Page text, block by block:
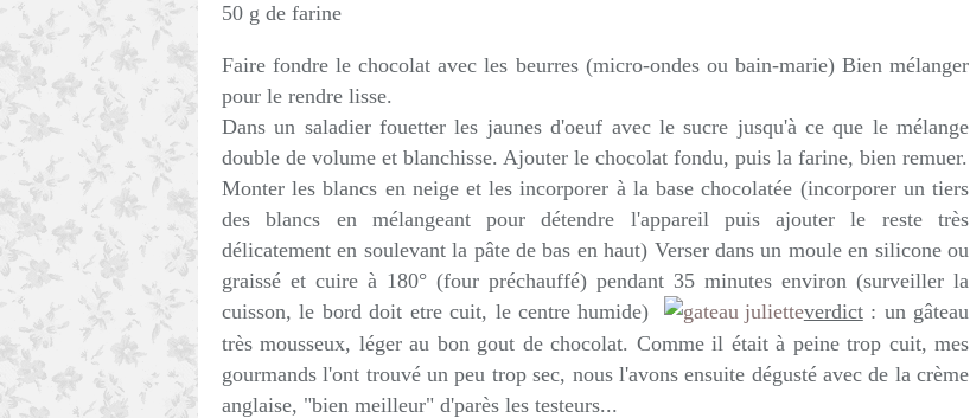
50 g de farine
Faire fondre le chocolat avec les beurres (micro-ondes ou bain-marie) Bien mélanger
pour le rendre lisse.
Dans un saladier fouetter les jaunes d'oeuf avec le sucre jusqu'à ce que le mélange
double de volume et blanchisse. Ajouter le chocolat fondu, puis la farine, bien remuer.
Monter les blancs en neige et les incorporer à la base chocolatée (incorporer un tiers
des blancs en mélangeant pour détendre l'appareil puis ajouter le reste très
délicatement en soulevant la pâte de bas en haut) Verser dans un moule en silicone ou
graissé et cuire à 180° (four préchauffé) pendant 35 minutes environ (surveiller la
cuisson, le bord doit etre cuit, le centre humide)
verdict: un gâteau
très mousseux, léger au bon gout de chocolat. Comme il était à peine trop cuit, mes
gourmands l'ont trouvé un peu trop sec, nous l'avons ensuite dégusté avec de la crème
anglaise, "bien meilleur" d'parès les testeurs...